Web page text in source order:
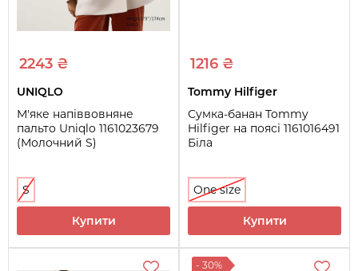
2243 ₴
UNIQLO
М'яке напіввовняне
пальто Uniqlo 1161023679
(Молочний S)
S
Купити
1216 ₴
Tommy Hilfiger
Сумка-банан Tommy
Hilfiger на поясі 1161016491
Біла
One size
Купити
- 30%